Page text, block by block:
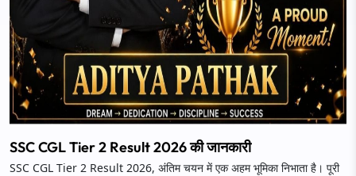
SSC CGL Tier 2 Result 2026 की जानकारी
SSC CGL Tier 2 Result 2026, अंतिम चयन में एक अहम भूमिका निभाता है। पूरी